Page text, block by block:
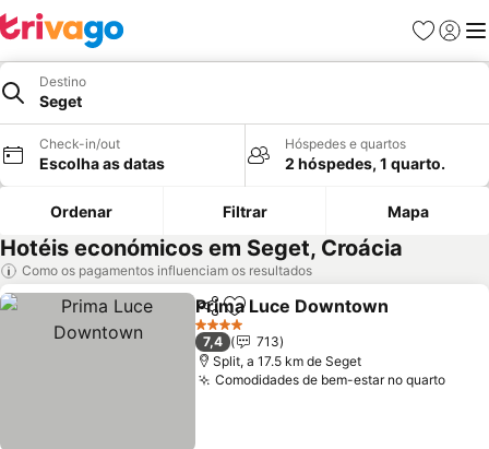
Favoritos
Iniciar
Destino
Seget
Check-in/out
Escolha as datas
Hóspedes e quartos
2 hóspedes, 1 quarto.
Ordenar Filtrar Mapa
Hotéis económicos em Seget, Croácia
Como os pagamentos influenciam os resultados
PartilharAdicionar aos favoritos
Prima Luce Downtown
4 Estrelas
7,4
713
Split, a 17.5 km de Seget
Comodidades de bem-estar no quartoVer